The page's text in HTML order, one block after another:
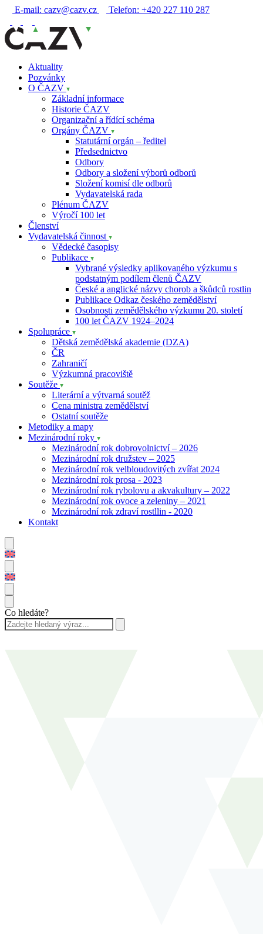
E-mail: cazv@cazv.cz Telefon: +420 227 110 287
Aktuality
Pozvánky
O ČAZV
Základní informace
Historie ČAZV
Organizační a řídící schéma
Orgány ČAZV
Statutární orgán – ředitel
Předsednictvo
Odbory
Odbory a složení výborů odborů
Složení komisí dle odborů
Vydavatelská rada
Plénum ČAZV
Výročí 100 let
Členství
Vydavatelská činnost
Vědecké časopisy
Publikace
Vybrané výsledky aplikovaného výzkumu s
podstatným podílem členů ČAZV
České a anglické názvy chorob a škůdců rostlin
Publikace Odkaz českého zemědělství
Osobnosti zemědělského výzkumu 20. století
100 let ČAZV 1924–2024
Spolupráce
Dětská zemědělská akademie (DZA)
ČR
Zahraničí
Výzkumná pracoviště
Soutěže
Literární a výtvarná soutěž
Cena ministra zemědělství
Ostatní soutěže
Metodiky a mapy
Mezinárodní roky
Mezinárodní rok dobrovolnictví – 2026
Mezinárodní rok družstev – 2025
Mezinárodní rok velbloudovitých zvířat 2024
Mezinárodní rok prosa - 2023
Mezinárodní rok rybolovu a akvakultury – 2022
Mezinárodní rok ovoce a zeleniny – 2021
Mezinárodní rok zdraví rostllin - 2020
Kontakt
Co hledáte?